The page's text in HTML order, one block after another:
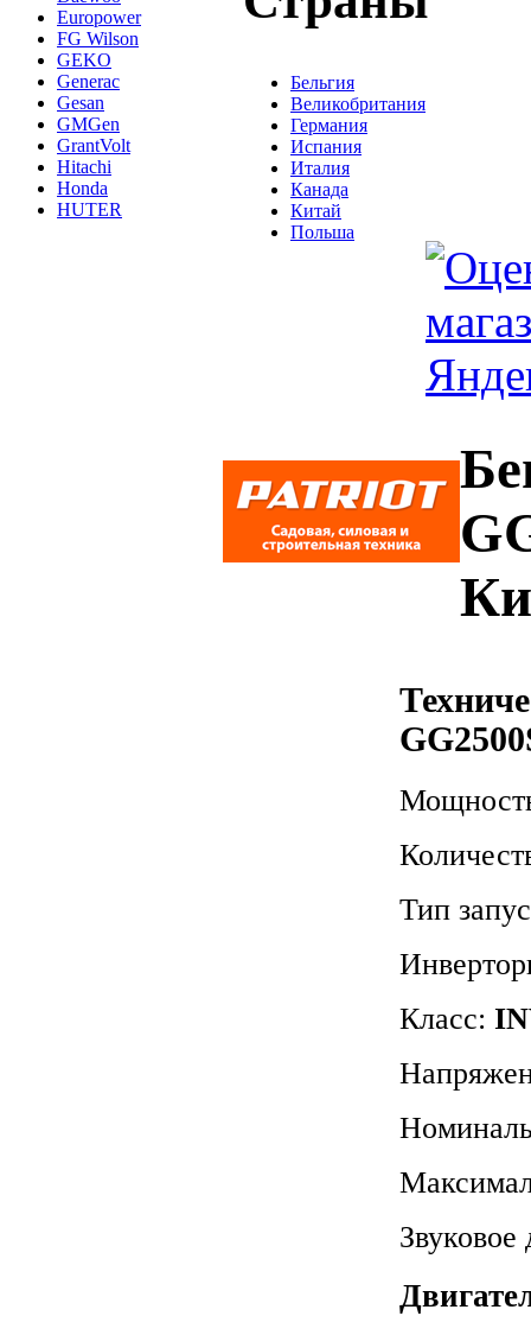
Europower
FG Wilson
GEKO
Generac
Gesan
GMGen
GrantVolt
Hitachi
Honda
HUTER
Бельгия
Великобритания
Германия
Испания
Италия
Канада
Китай
Польша
Тип
Класс: